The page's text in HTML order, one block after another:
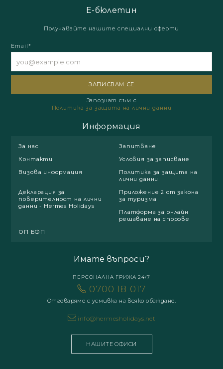
Е-бюлетин
Получавайте нашите специални оферти
Email*
Запознат съм с
Политика за защита на лични данни
Информация
За нас
Запитване
Контакти
Условия за записване
Визова информация
Политика за защита на
лични данни
Декларация за
поверителност на лични
данни - Hermes Holidays
Приложение 2 от закона
за туризма
Платформа за онлайн
решаване на спорове
ОП БФП
Имате въпроси?
ПЕРСОНАЛНА ГРИЖА 24/7
0700 18 017
Отговаряме с усмивка на всяко обаждане.
info@hermesholidays.net
НАШИТЕ ОФИСИ